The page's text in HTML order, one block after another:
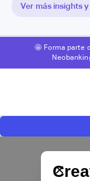
Ver más insights
🤩 Forma parte
millones
crédito y